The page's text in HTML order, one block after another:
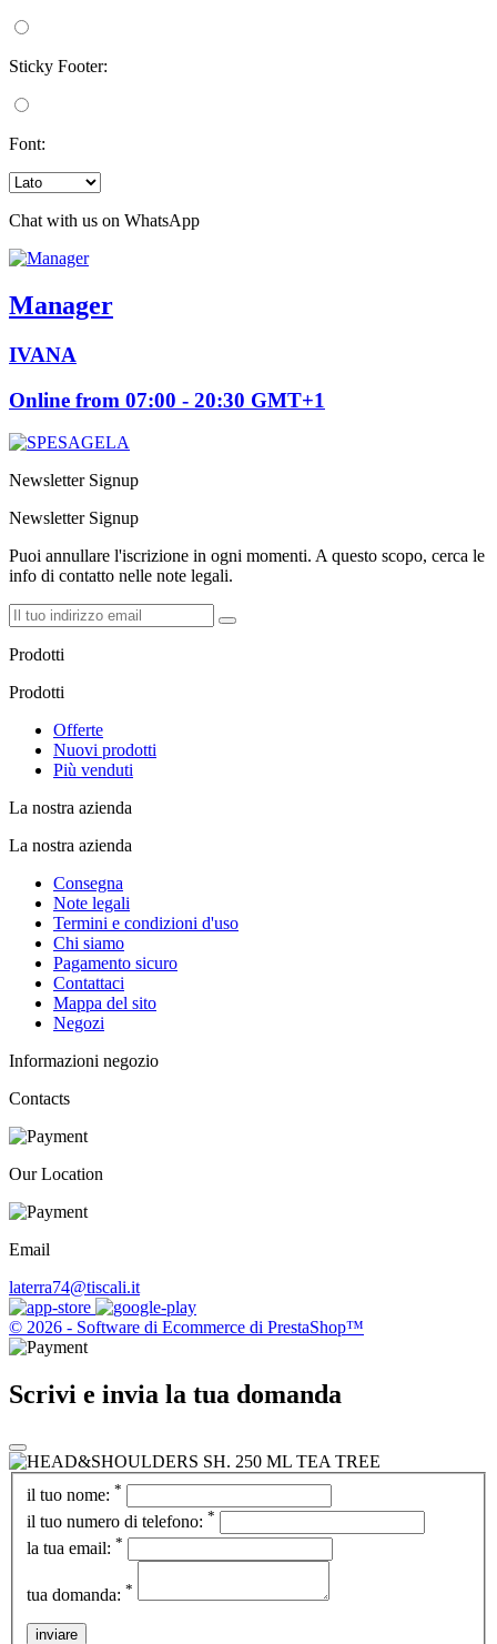
Sticky Footer:
Font:
Chat with us on WhatsApp
Manager
IVANA
Online from 07:00 - 20:30 GMT+1
Newsletter Signup
Newsletter Signup
Puoi annullare l'iscrizione in ogni momenti. A questo scopo, cerca le
info di contatto nelle note legali.
Prodotti
Prodotti
Offerte
Nuovi prodotti
Più venduti
La nostra azienda
La nostra azienda
Consegna
Note legali
Termini e condizioni d'uso
Chi siamo
Pagamento sicuro
Contattaci
Mappa del sito
Negozi
Informazioni negozio
Contacts
Our Location
Email
laterra74@tiscali.it
© 2026 - Software di Ecommerce di PrestaShop™
Scrivi e invia la tua domanda
il tuo nome: *
il tuo numero di telefono: *
la tua email: *
tua domanda: *
inviare